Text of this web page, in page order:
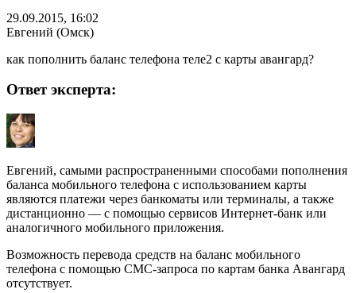
29.09.2015, 16:02
Евгений (Омск)
как пополнить баланс телефона теле2 с карты авангард?
Ответ эксперта:
Евгений, самыми распространенными способами пополнения
баланса мобильного телефона с использованием карты
являются платежи через банкоматы или терминалы, а также
дистанционно — с помощью сервисов Интернет-банк или
аналогичного мобильного приложения.
Возможность перевода средств на баланс мобильного
телефона с помощью СМС-запроса по картам банка Авангард
отсутствует.